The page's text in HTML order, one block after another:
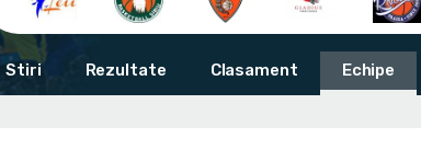
Stiri Rezultate Clasament Echipe